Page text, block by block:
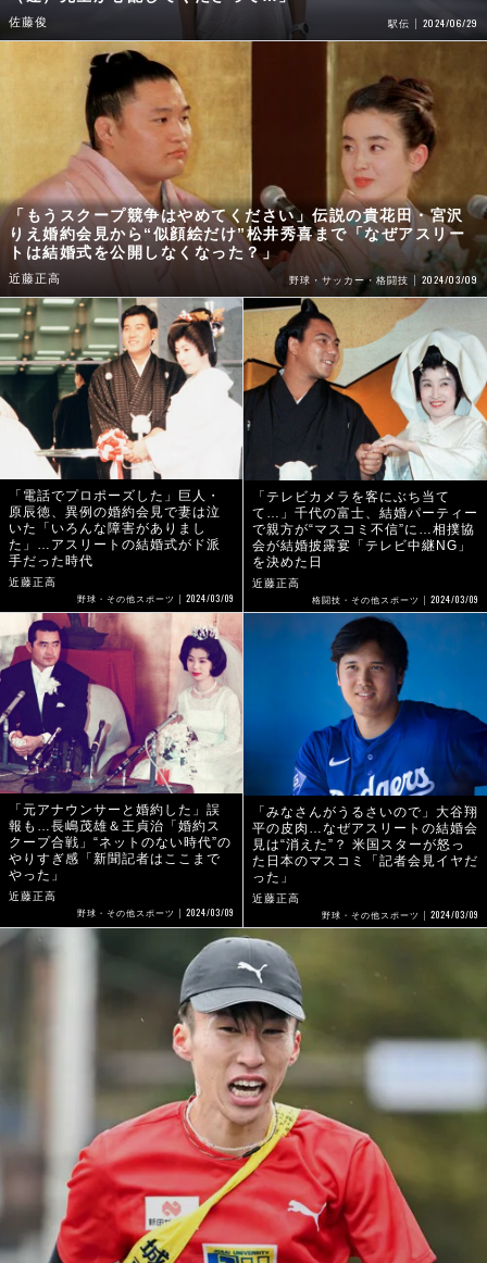
佐藤俊 駅伝 2024/06/29
「もうスクープ競争はやめてください」伝説の貴花田・宮沢
りえ婚約会見から“似顔絵だけ”松井秀喜まで「なぜアスリー
トは結婚式を公開しなくなった？」
近藤正高 野球・サッカー・格闘技 2024/03/09
「電話でプロポーズした」巨人・
原辰徳、異例の婚約会見で妻は泣
いた「いろんな障害がありまし
た」…アスリートの結婚式がド派
手だった時代
近藤正高
野球・その他スポーツ 2024/03/09
「テレビカメラを客にぶち当て
て…」千代の富士、結婚パーティー
で親方が“マスコミ不信”に…相撲協
会が結婚披露宴「テレビ中継NG」
を決めた日
近藤正高
格闘技・その他スポーツ 2024/03/09
「元アナウンサーと婚約した」誤
報も…長嶋茂雄＆王貞治「婚約ス
クープ合戦」“ネットのない時代”の
やりすぎ感「新聞記者はここまで
やった」
近藤正高
野球・その他スポーツ 2024/03/09
「みなさんがうるさいので」大谷翔
平の皮肉…なぜアスリートの結婚会
見は“消えた”？ 米国スターが怒っ
た日本のマスコミ「記者会見イヤだ
った」
近藤正高
野球・その他スポーツ 2024/03/09